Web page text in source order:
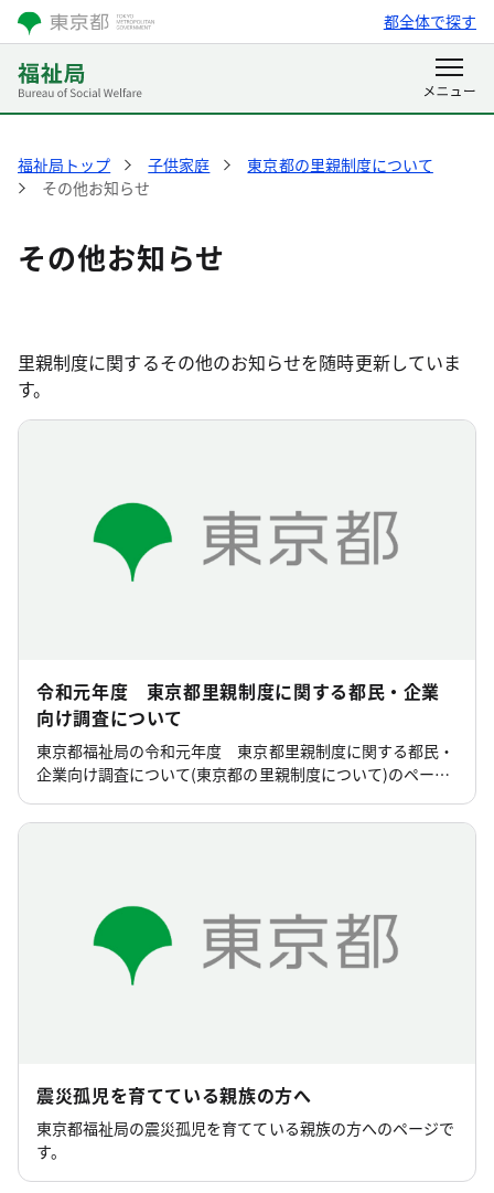
都全体で探す
福祉局トップ 子供家庭
東京都の里親制度について
その他お知らせ
その他お知らせ
里親制度に関するその他のお知らせを随時更新していま
す。
令和元年度 東京都里親制度に関する都民・企業
向け調査について
東京都福祉局の令和元年度 東京都里親制度に関する都民・
企業向け調査について(東京都の里親制度について)のページ
震災孤児を育てている親族の方へ
東京都福祉局の震災孤児を育てている親族の方へのページで
す。